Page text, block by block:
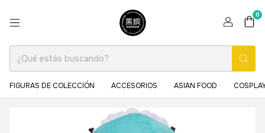
0
FIGURAS DE COLECCIÓN ACCESORIOS ASIAN FOOD